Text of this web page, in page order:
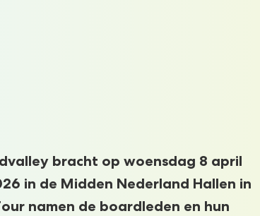
bracht op woensdag 8 april
in de Midden Nederland Hallen in
namen de boardleden en hun